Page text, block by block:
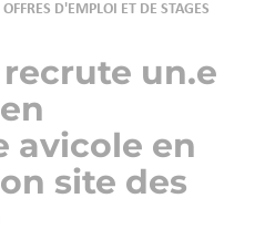
OFFRES D'EMPLOI ET DE STAGES
un.e
avicole en
site des